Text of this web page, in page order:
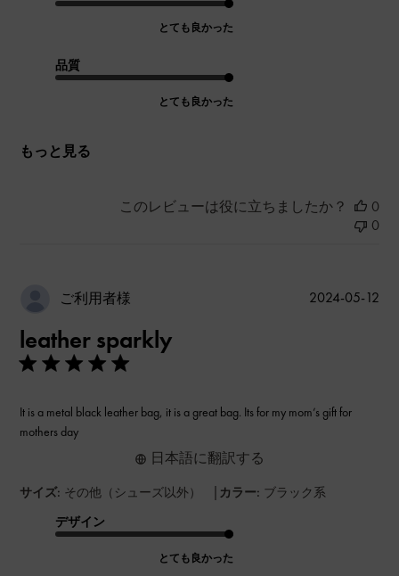
とても良かった
品質
とても良かった
もっと見る
このレビューは役に立ちましたか？
0
0
ご利用者様
leather sparkly
It is a metal black leather bag, it is a great bag. Its for my mom’s gift for
mothers day
サイズ: その他（シューズ以外） | カラー: ブラック系
デザイン
とても良かった
日本語に翻訳する
公
2024-05-12